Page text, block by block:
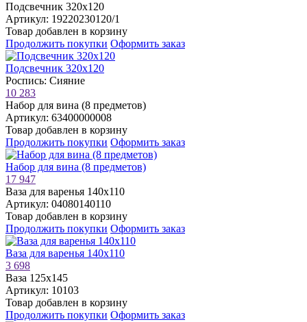
Подсвечник 320х120
Артикул: 19220230120/1
Товар добавлен в корзину
Продолжить покупки Оформить заказ
Подсвечник 320х120
Роспись: Сияние
10 283
Набор для вина (8 предметов)
Артикул: 63400000008
Товар добавлен в корзину
Продолжить покупки Оформить заказ
Набор для вина (8 предметов)
17 947
Ваза для варенья 140х110
Артикул: 04080140110
Товар добавлен в корзину
Продолжить покупки Оформить заказ
Ваза для варенья 140х110
3 698
Ваза 125х145
Артикул: 10103
Товар добавлен в корзину
Продолжить покупки Оформить заказ